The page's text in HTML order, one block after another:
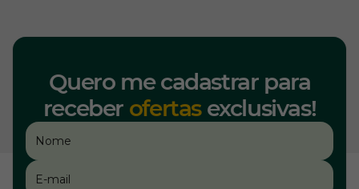
Quero me cadastrar para
receber ofertasexclusivas!